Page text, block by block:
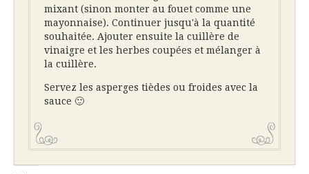
mixant (sinon monter au fouet comme une
mayonnaise). Continuer jusqu'à la quantité
souhaitée. Ajouter ensuite la cuillère de
vinaigre et les herbes coupées et mélanger à
la cuillère.
Servez les asperges tièdes ou froides avec la
sauce 🙂